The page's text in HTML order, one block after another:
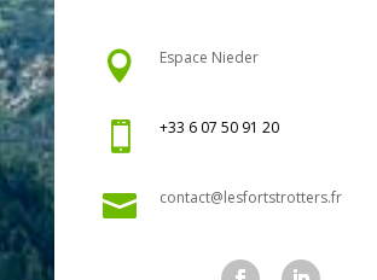
 Espace Nieder
 +33 6 07 50 91 20
 contact@lesfortstrotters.fr